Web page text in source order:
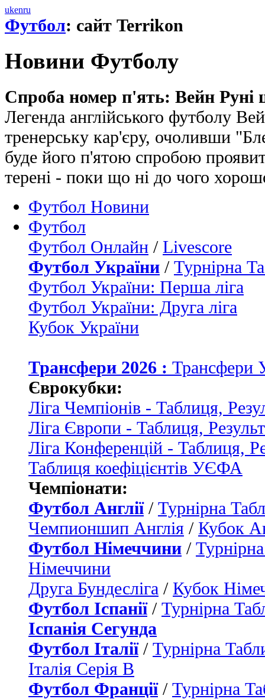
ukenru
Футбол: сайт Terrikon
Новини Футболу
Спроба номер п'ять: Вейн Руні
Легенда англійського футболу
тренерську кар'єру, очоливши
буде його п'ятою спробою
терені - поки що ні до чого
Футбол Новини
Футбол
Футбол Онлайн / Livescore
Футбол України / Турнірна
Футбол України: Перша ліга
Футбол України: Друга ліга
Кубок України
Трансфери 2026 : Трансфери
Єврокубки:
Ліга Чемпіонів - Таблиця,
Ліга Європи - Таблиця,
Ліга Конференцій - Таблиця,
Таблиця коефіцієнтів УЄФА
Чемпіонати:
Футбол Англії/ Турнірна
Чемпионшип Англія / Кубок
Футбол Німеччини /
Німеччини
Друга Бундесліга / Кубок
Футбол Іспанії/ Турнірна
Іспанія Сегунда
Футбол Італії/ Турнірна
Італія Серія B
Футбол Франції/ Турнірна